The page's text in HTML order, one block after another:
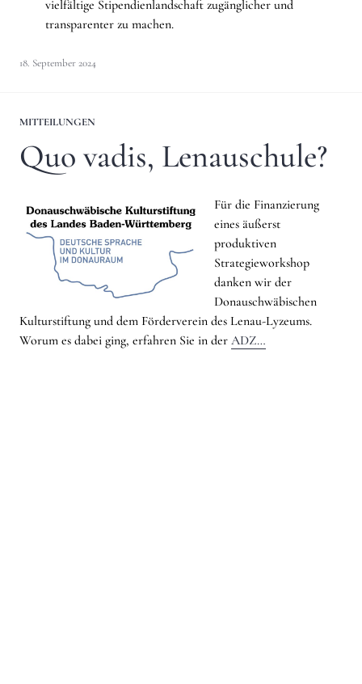
vielfältige Stipendienlandschaft zugänglicher und
transparenter zu machen.
18. September 2024
MITTEILUNGEN
Quo vadis, Lenauschule?
Für die Finanzierung
eines äußerst
produktiven
Strategieworkshop
danken wir der
Donauschwäbischen
Kulturstiftung und dem Förderverein des Lenau-Lyzeums.
Worum es dabei ging, erfahren Sie in der ADZ…